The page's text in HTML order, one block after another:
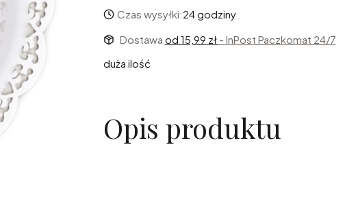
Czas wysyłki:24 godziny
Dostawa od 15,99 zł - InPost Paczkomat 24/7
duża ilość
Opis produktu